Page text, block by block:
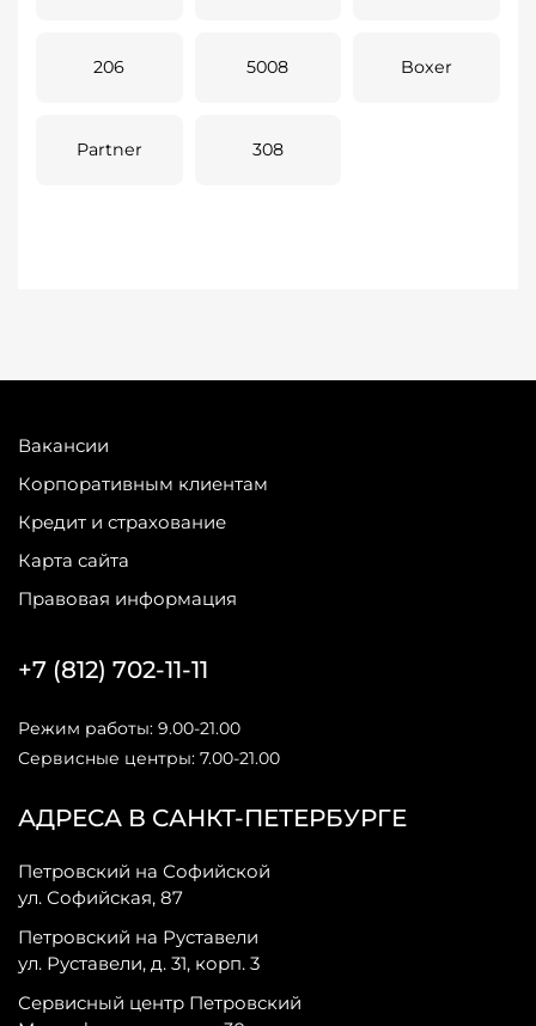
206 5008 Boxer
Partner 308
Вакансии
Корпоративным клиентам
Кредит и страхование
Карта сайта
Правовая информация
АДРЕСА В САНКТ-ПЕТЕРБУРГЕ
Петровский на Софийской
ул. Софийская, 87
Петровский на Руставели
ул. Руставели, д. 31, корп. 3
Сервисный центр Петровский
+7 (812) 702-11-11
Режим работы: 9.00-21.00
Сервисные центры: 7.00-21.00